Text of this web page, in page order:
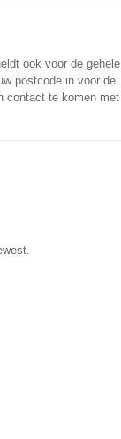
ook voor de gehele
postcode in voor de
contact te komen met